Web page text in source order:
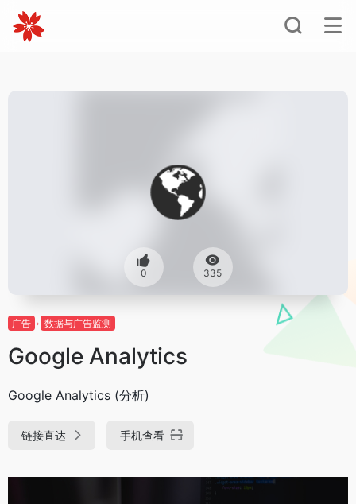
0 335
广告 数据与广告监测
Google Analytics
Google Analytics (分析)
链接直达 手机查看